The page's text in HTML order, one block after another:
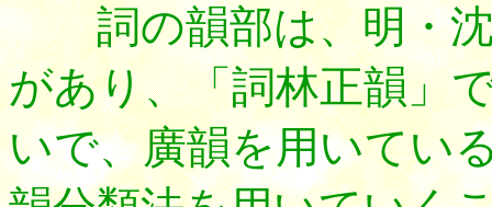
詞の韻部は、明・沈
があり、「詞林正韻」
いで、廣韻を用いてい